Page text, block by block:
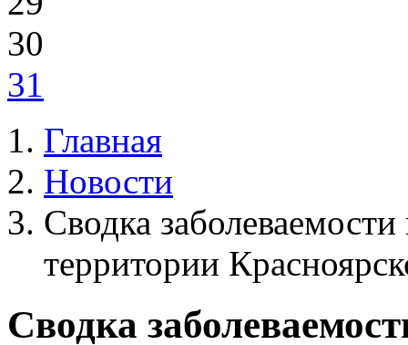
30
31
Главная
Новости
Сводка
территории
Сводка